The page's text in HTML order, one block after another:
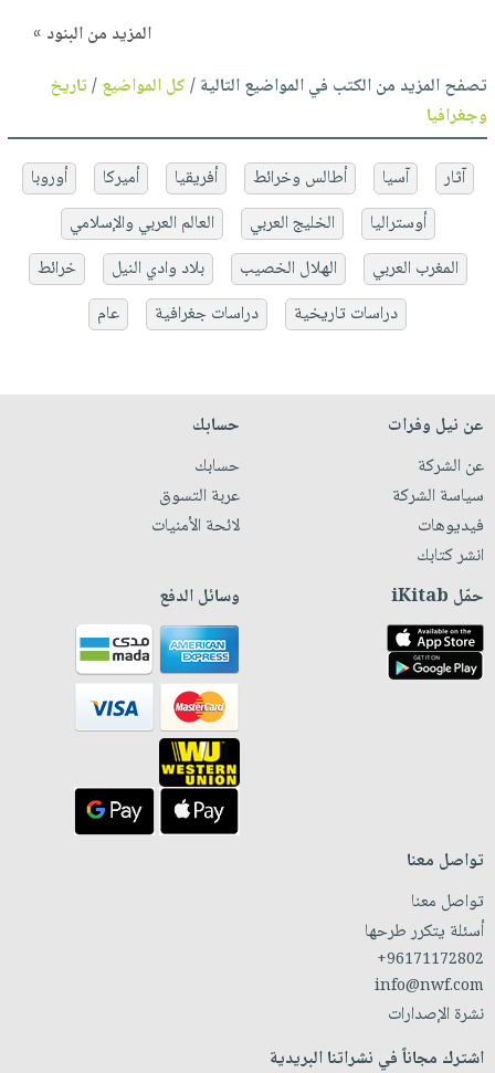
المزيد من البنود »
تصفح المزيد من الكتب في المواضيع التالية /كل المواضيع/تاريخ
وجغرافيا
آثار آسيا أطالس وخرائط أفريقيا أميركا
أوروبا
أوستراليا
الخليج العربي
العالم العربي والإسلامي
المغرب العربي
الهلال الخصيب بلاد وادي النيل
خرائط
دراسات تاريخية
دراسات جغرافية عام
عن نيل وفرات
عن الشركة
سياسة الشركة
فيديوهات
انشر كتابك
حسابك
حسابك
عربة التسوق
لائحة الأمنيات
حمّل iKitab وسائل الدفع
تواصل معنا
تواصل معنا
أسئلة يتكرر طرحها
+96171172802
info@nwf.com
نشرة الإصدارات
اشترك مجاناً في نشراتنا البريدية